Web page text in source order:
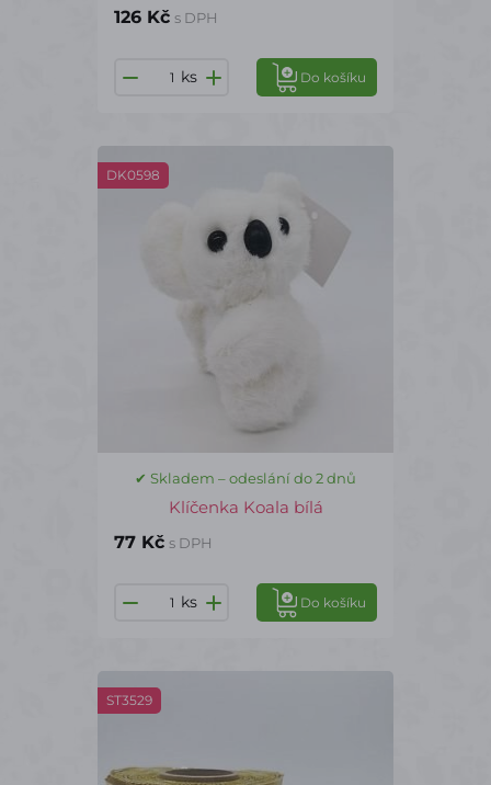
126 Kč s DPH
ks Do košíku
DK0598
✔ Skladem – odeslání do 2 dnů
Klíčenka Koala bílá
77 Kč s DPH
ks Do košíku
ST3529